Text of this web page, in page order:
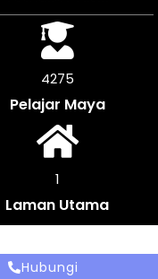
4755
Pelajar Maya
1
Laman Utama
Hubungi